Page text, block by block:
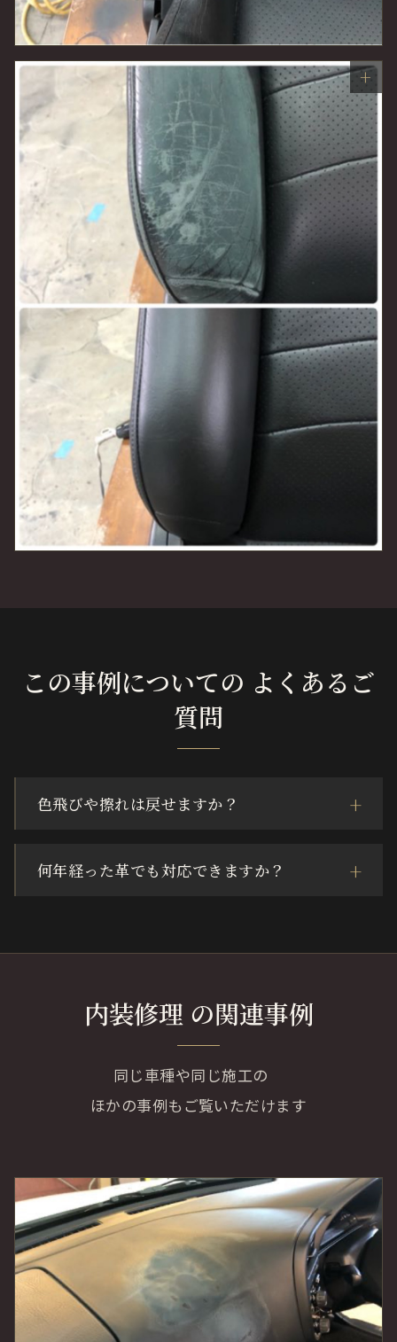
この事例についての よくあるご
質問
色飛びや擦れは戻せますか？
何年経った革でも対応できますか？
内装修理 の関連事例
同じ車種や同じ施工の
ほかの事例もご覧いただけます